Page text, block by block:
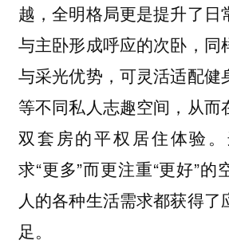
越，全明格局更是提升了日
与主卧形成呼应的次卧，同
与采光优势，可灵活适配健
等不同私人志趣空间，从而
双套房的平权居住体验
求“更多”而更注重“更好”的
人的各种生活需求都获得了
足。